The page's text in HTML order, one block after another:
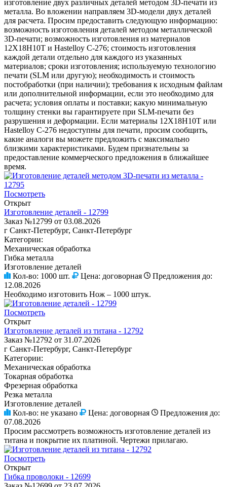
изготовление двух различных деталей методом 3D-печати из
металла. Во вложении направляем 3D-модели двух деталей
для расчета. Просим предоставить следующую информацию:
возможность изготовления деталей методом металлической
3D-печати; возможность изготовления из материалов
12Х18Н10Т и Hastelloy C-276; стоимость изготовления
каждой детали отдельно для каждого из указанных
материалов; сроки изготовления; используемую технологию
печати (SLM или другую); необходимость и стоимость
постобработки (при наличии); требования к исходным файлам
или дополнительной информации, если это необходимо для
расчета; условия оплаты и поставки; какую минимальную
толщину стенки вы гарантируете при SLM-печати без
разрушения и деформации. Если материалы 12Х18Н10Т или
Hastelloy C-276 недоступны для печати, просим сообщить,
какие аналоги вы можете предложить с максимально
близкими характеристиками. Будем признательны за
предоставление коммерческого предложения в ближайшее
время.
Посмотреть
Открыт
Изготовление деталей - 12799
Заказ №12799 от 03.08.2026
г Санкт-Петербург, Санкт-Петербург
Категории:
Механическая обработка
Гибка металла
Изготовление деталей
Кол-во: 1000 шт. Цена: договорная
Предложения до:
12.08.2026
Необходимо изготовить Нож – 1000 штук.
Посмотреть
Открыт
Изготовление деталей из титана - 12792
Заказ №12792 от 31.07.2026
г Санкт-Петербург, Санкт-Петербург
Категории:
Механическая обработка
Токарная обработка
Фрезерная обработка
Резка металла
Изготовление деталей
Кол-во: не указано Цена: договорная
Предложения до:
07.08.2026
Просим рассмотреть возможность изготовление деталей из
титана и покрытие их платиной. Чертежи прилагаю.
Посмотреть
Открыт
Гибка проволоки - 12699